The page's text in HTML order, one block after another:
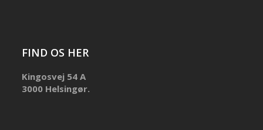
FIND OS HER
Kingosvej 54 A
3000 Helsingør.